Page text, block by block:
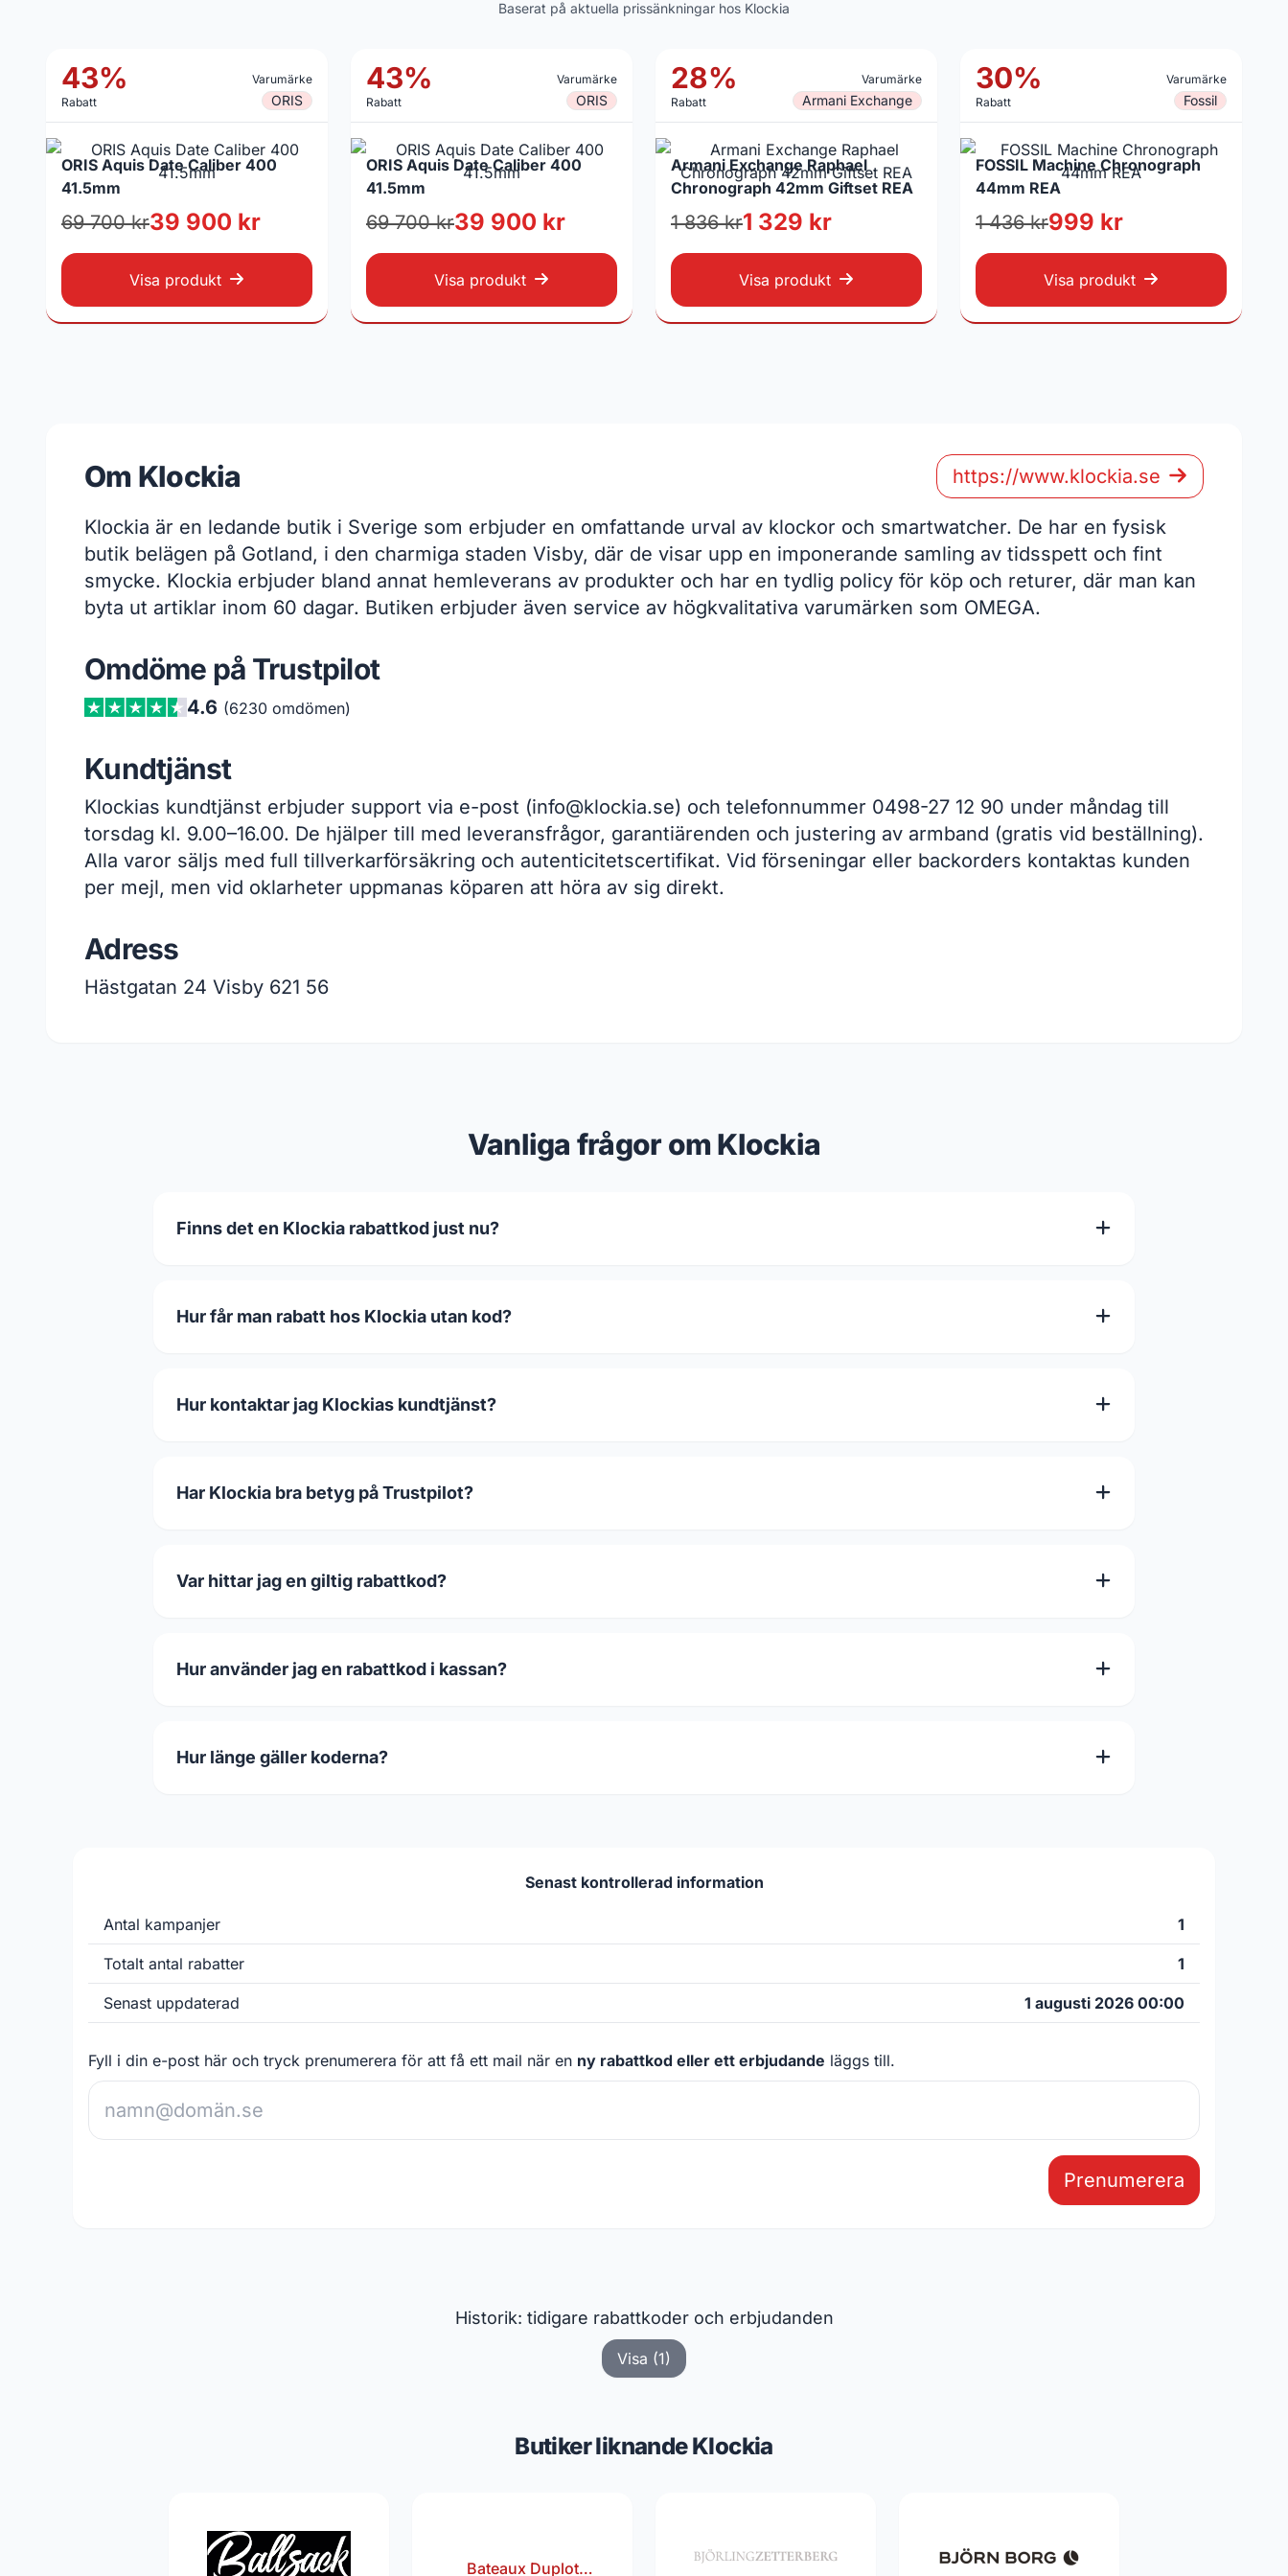
Baserat på aktuella prissänkningar hos Klockia
43%
Rabatt
Varumärke
ORIS
ORIS Aquis Date Caliber 400
41.5mm
69 700 kr39 900 kr
Visa produkt
43%
Rabatt
Varumärke
ORIS
ORIS Aquis Date Caliber 400
41.5mm
69 700 kr39 900 kr
Visa produkt
28%
Rabatt
Varumärke
Armani Exchange
Armani Exchange Raphael
Chronograph 42mm Giftset REA
1 836 kr1 329 kr
Visa produkt
30%
Rabatt
Varumärke
Fossil
FOSSIL Machine Chronograph
44mm REA
1 436 kr999 kr
Visa produkt
Om Klockia https://www.klockia.se
Klockia är en ledande butik i Sverige som erbjuder en omfattande urval av klockor och smartwatcher. De har en fysisk
butik belägen på Gotland, i den charmiga staden Visby, där de visar upp en imponerande samling av tidsspett och fint
smycke. Klockia erbjuder bland annat hemleverans av produkter och har en tydlig policy för köp och returer, där man kan
byta ut artiklar inom 60 dagar. Butiken erbjuder även service av högkvalitativa varumärken som OMEGA.
Omdöme på Trustpilot
4.6 (6230 omdömen)
Kundtjänst
Klockias kundtjänst erbjuder support via e-post (info@klockia.se) och telefonnummer 0498-27 12 90 under måndag till
torsdag kl. 9.00–16.00. De hjälper till med leveransfrågor, garantiärenden och justering av armband (gratis vid beställning).
Alla varor säljs med full tillverkarförsäkring och autenticitetscertifikat. Vid förseningar eller backorders kontaktas kunden
per mejl, men vid oklarheter uppmanas köparen att höra av sig direkt.
Adress
Hästgatan 24 Visby 621 56
Vanliga frågor om Klockia
Finns det en Klockia rabattkod just nu?
Hur får man rabatt hos Klockia utan kod?
Hur kontaktar jag Klockias kundtjänst?
Har Klockia bra betyg på Trustpilot?
Var hittar jag en giltig rabattkod?
Hur använder jag en rabattkod i kassan?
Hur länge gäller koderna?
Senast kontrollerad information
Antal kampanjer 1
Totalt antal rabatter 1
Senast uppdaterad 1 augusti 2026 00:00
Fyll i din e-post här och tryck prenumerera för att få ett mail när en ny rabattkod eller ett erbjudande läggs till.
Prenumerera
Historik: tidigare rabattkoder och erbjudanden
Visa (1)
Butiker liknande Klockia
Bateaux Duplot